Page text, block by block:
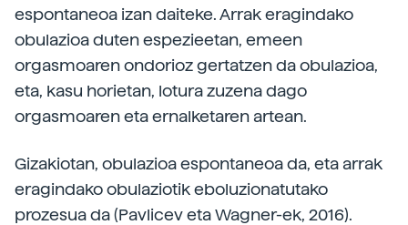
espontaneoa izan daiteke. Arrak eragindako
obulazioa duten espezieetan, emeen
orgasmoaren ondorioz gertatzen da obulazioa,
eta, kasu horietan, lotura zuzena dago
orgasmoaren eta ernalketaren artean.
Gizakiotan, obulazioa espontaneoa da, eta arrak
eragindako obulaziotik eboluzionatutako
prozesua da (Pavlicev eta Wagner-ek, 2016).